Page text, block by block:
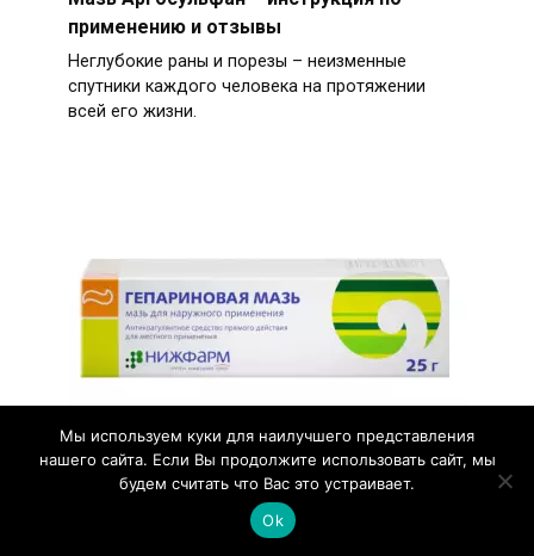
применению и отзывы
Неглубокие раны и порезы – неизменные
спутники каждого человека на протяжении
всей его жизни.
Гепариновая мазь: лучшее средство от
синяков, ушибов и гематом
Механические травмы сложно себе
Мы используем куки для наилучшего представления
нашего сайта. Если Вы продолжите использовать сайт, мы
будем считать что Вас это устраивает.
Ok